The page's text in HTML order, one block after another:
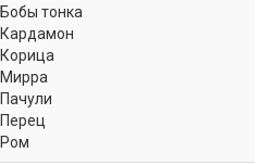
Бобы тонка
Кардамон
Корица
Мирра
Пачули
Перец
Ром